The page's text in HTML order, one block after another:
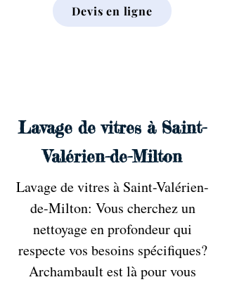
Devis en ligne
Lavage de vitres à Saint-
Valérien-de-Milton
Lavage de vitres à Saint-Valérien-
de-Milton: Vous cherchez un
nettoyage en profondeur qui
respecte vos besoins spécifiques?
Archambault est là pour vous